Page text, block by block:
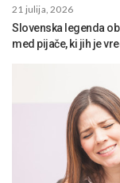
21 julija, 2026
Slovenska legenda
med pijače, ki jih je